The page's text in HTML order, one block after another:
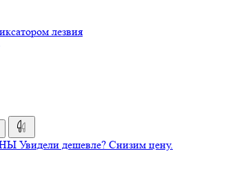
лезвия
Увидели дешевле? Снизим цену.